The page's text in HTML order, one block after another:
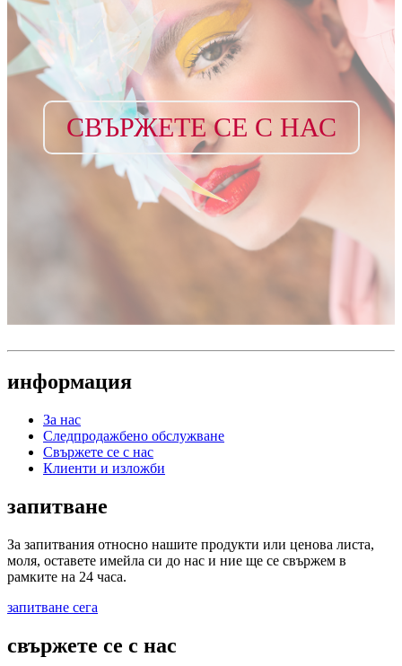
СВЪРЖЕТЕ СЕ С НАС
информация
За нас
Следпродажбено обслужване
Свържете се с нас
Клиенти и изложби
запитване
За запитвания относно нашите продукти или ценова листа,
моля, оставете имейла си до нас и ние ще се свържем в
рамките на 24 часа.
запитване сега
свържете се с нас